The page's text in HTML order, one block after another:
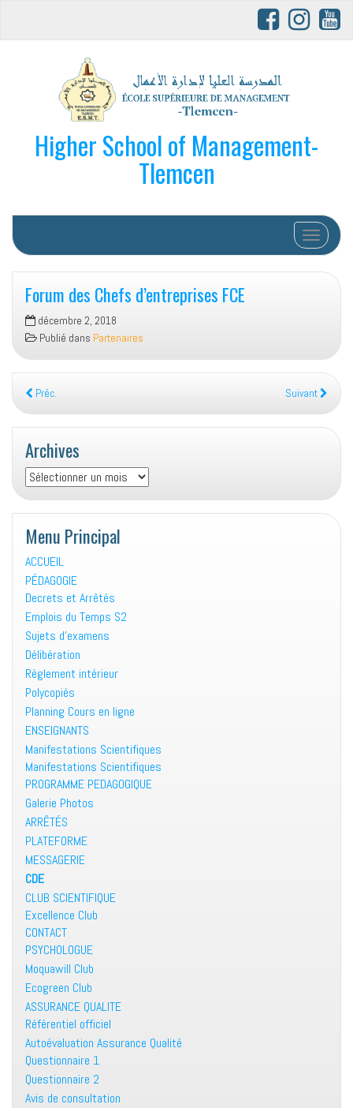
Higher School of Management-
Tlemcen
Afficher/
Forum des Chefs d’entreprises FCE
décembre 2, 2018
Publié dans Partenaires
Préc. Suivant
Archives
Archives
Menu Principal
ACCUEIL
PÉDAGOGIE
Decrets et Arrêtés
Emplois du Temps S2
Sujets d’examens
Délibération
Règlement intérieur
Polycopiés
Planning Cours en ligne
ENSEIGNANTS
Manifestations Scientifiques
Manifestations Scientifiques
PROGRAMME PEDAGOGIQUE
Galerie Photos
ARRÊTÉS
PLATEFORME
MESSAGERIE
CDE
CLUB SCIENTIFIQUE
Excellence Club
CONTACT
PSYCHOLOGUE
Moquawill Club
Ecogreen Club
ASSURANCE QUALITE
Référentiel officiel
Autoévaluation Assurance Qualité
Questionnaire 1
Questionnaire 2
Avis de consultation